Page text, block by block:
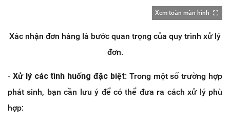
Xem toàn màn hình
Xác nhận đơn hàng là bước quan trọng của quy trình xử lý
đơn.
- Xử lý các tình huống đặc biệt:Trong một số trường hợp
phát sinh, bạn cần lưu ý để có thể đưa ra cách xử lý phù
hợp: